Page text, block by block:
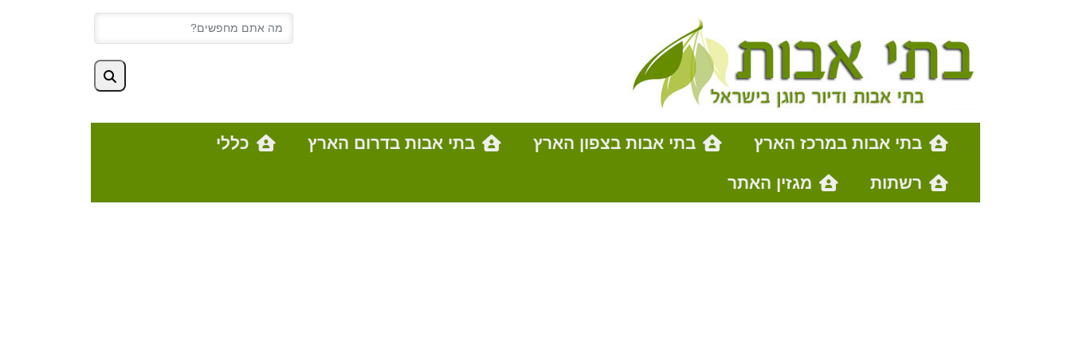
בתי אבות במרכז הארץ בתי אבות בצפון הארץ בתי אבות בדרום הארץ
כללי
רשתות
מגזין האתר